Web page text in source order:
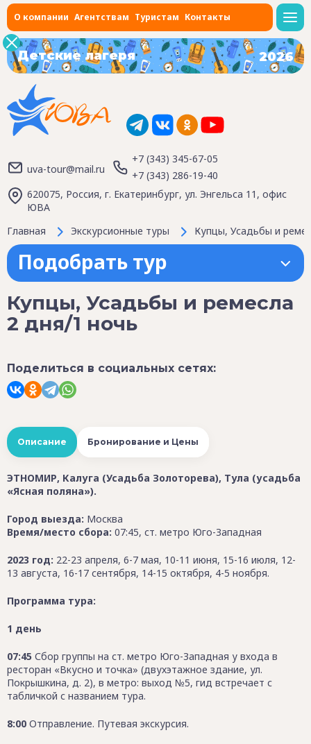
О компании Агентствам Туристам Контакты
Детские лагеря 2026
uva-tour@mail.ru
+7 (343) 345-67-05
+7 (343) 286-19-40
620075, Россия, г. Екатеринбург, ул. Энгельса 11, офис
ЮВА
Главная
Экскурсионные туры Купцы, Усадьбы и
Подобрать тур
Купцы, Усадьбы и ремесла
2 дня/1 ночь
Поделиться в социальных сетях:
Описание Бронирование и Цены
ЭТНОМИР, Калуга (Усадьба Золоторева), Тула (усадьба
«Ясная поляна»).
Город выезда: Москва
Время/место сбора: 07:45, ст. метро Юго-Западная
2023 год: 22-23 апреля, 6-7 мая, 10-11 июня, 15-16 июля, 12-
13 августа, 16-17 сентября, 14-15 октября, 4-5 ноября.
Программа тура:
1 день
07:45 Сбор группы на ст. метро Юго-Западная у входа в
ресторан «Вкусно и точка» (двухэтажное здание, ул.
Покрышкина, д. 2), в метро: выход №5, гид встречает с
табличкой с названием тура.
8:00 Отправление. Путевая экскурсия.